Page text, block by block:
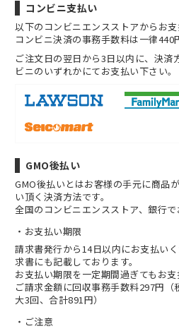
コンビニ支払い
以下のコンビニエンスストアからお支
コンビニ決済の事務手数料は一律440
ご注文日の翌日から3日以内に、決済
ビニのいずれかにてお支払い下さい。
GMO後払い
GMO後払いとはお客様の手元に商品
い頂く決済方法です。
全国のコンビニエンスストア、銀行で
お支払い期限
請求書発行から14日以内にお支払い
求書にも記載しております。
お支払い期限を一定期間過ぎてもお支
ご請求金額に回収事務手数料297円
大3回、合計891円）
ご注意